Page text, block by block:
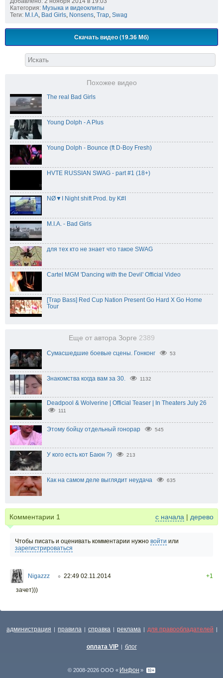
Категория: Музыка и видеоклипы
Теги: M.I.A, Bad Girls, Nonsens, Trap, Swag
Скачать видео (19.36 Мб)
Похожее видео
The real Bad Girls
Young Dolph - A Plus
Young Dolph - Bounce (ft D-Boy Fresh)
HVTE RUSSIAN SWAG - part #1 (18+)
NØ▼I Night shift Prod. by K#I
M.I.A. - Bad Girls
для тех кто не знает что такое SWAG
Cartel MGM 'Dancing with the Devil' Official Video
[Trap Bass] Red Cup Nation Present Go Hard X Go Home
Tour
Еще от автора Зорге 2389
Сумасшедшие боевые сцены. Гонконг 53
Знакомства когда вам за 30. 1132
Deadpool & Wolverine | Official Teaser | In Theaters July 26
111
Этому бойцу отдельный гонорар 545
У кого есть кот Баюн ?) 213
Как на самом деле выглядит неудача 635
Комментарии 1 с начала | дерево
Чтобы писать и оценивать комментарии нужно войти или
зарегистрироваться
Nigazzz ○ 22:49 02.11.2014
+1
зачет)))
администрация | правила | справка | реклама | для правообладателей |
оплата VIP | блог
© 2008-2026 ООО « Инфон »